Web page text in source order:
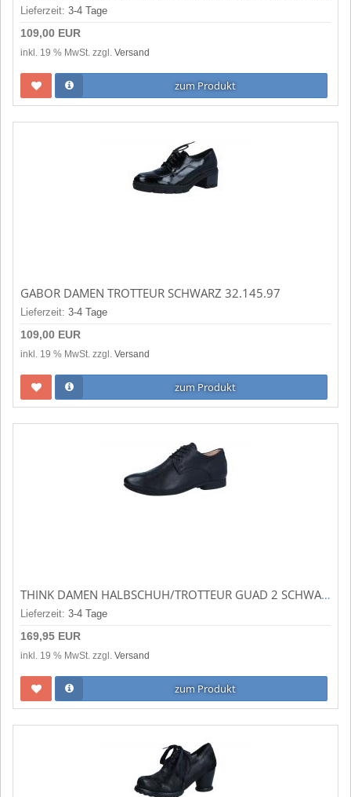
Lieferzeit: 3-4 Tage
109,00 EUR
inkl. 19 % MwSt. zzgl. Versand
zum Produkt
GABOR DAMEN TROTTEUR SCHWARZ 32.145.97
Lieferzeit: 3-4 Tage
109,00 EUR
inkl. 19 % MwSt. zzgl. Versand
zum Produkt
THINK DAMEN HALBSCHUH/TROTTEUR GUAD 2 SCHWARZ 3-000412-0030
Lieferzeit: 3-4 Tage
169,95 EUR
inkl. 19 % MwSt. zzgl. Versand
zum Produkt